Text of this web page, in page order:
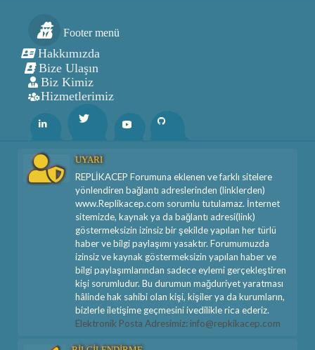
Footer menü
Hakkımızda
Bize Ulaşın
Biz Kimiz
Hizmetlerimiz
Linkedin Twitter Youtube Github
UYARI
REPLİKACEP Forumuna eklenen ve farklı sitelere
yönlendiren bağlantı adreslerinden (linklerden)
www.Replikacep.com sorumlu tutulamaz. İnternet
sitemizde, kaynak ya da bağlantı adresi(link)
göstermeksizin izinsiz bir şekilde yapılan her türlü
haber ve bilgi paylaşımı yasaktır. Forumumuzda
izinsiz ve kaynak göstermeksizin yapılan haber ve
bilgi paylaşımlarından sadece eylemi gerçekleştiren
kişi sorumludur. Bu durumun mağduriyet yaratması
hâlinde hak sahibi olan kişi, kişiler ya da kurumların,
bizlerle iletişime geçmesini ivedilikle rica ederiz.
Elektronik Posta Adresimiz: info@repkikacep.com